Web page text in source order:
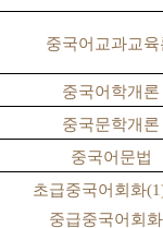
중국어교과교육
중국어학개론
중국문학개론
중국어문법
초급중국어회화
중급중국어회화